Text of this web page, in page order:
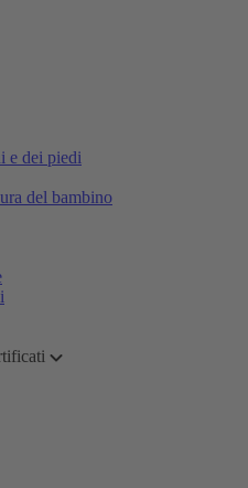
e dei piedi
del bambino